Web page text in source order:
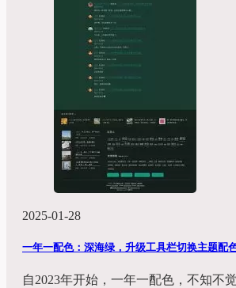
2025-01-28
一年一配色：深海绿，升级工具栏切换主题配
自2023年开始，一年一配色，不知不